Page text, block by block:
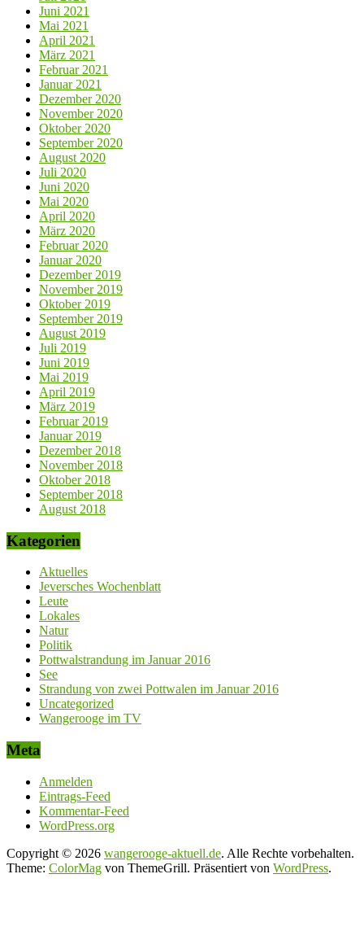
Juni 2021
Mai 2021
April 2021
März 2021
Februar 2021
Januar 2021
Dezember 2020
November 2020
Oktober 2020
September 2020
August 2020
Juli 2020
Juni 2020
Mai 2020
April 2020
März 2020
Februar 2020
Januar 2020
Dezember 2019
November 2019
Oktober 2019
September 2019
August 2019
Juli 2019
Juni 2019
Mai 2019
April 2019
März 2019
Februar 2019
Januar 2019
Dezember 2018
November 2018
Oktober 2018
September 2018
August 2018
Kategorien
Aktuelles
Jeversches Wochenblatt
Leute
Lokales
Natur
Politik
Pottwalstrandung im Januar 2016
See
Strandung von zwei Pottwalen im Januar 2016
Uncategorized
Wangerooge im TV
Meta
Anmelden
Eintrags-Feed
Kommentar-Feed
WordPress.org
Copyright © 2026 wangerooge-aktuell.de. Alle Rechte vorbehalten.
Theme: ColorMag von ThemeGrill. Präsentiert von WordPress.